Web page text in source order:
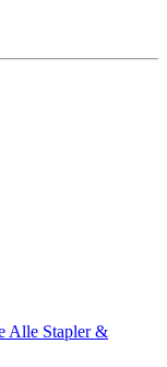
Alle Stapler &